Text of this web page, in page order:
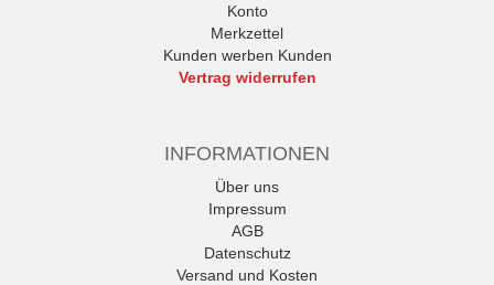
Konto
Merkzettel
Kunden werben Kunden
Vertrag widerrufen
INFORMATIONEN
Über uns
Impressum
AGB
Datenschutz
Versand und Kosten